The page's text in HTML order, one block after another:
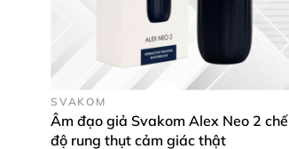
SVAKOM
Âm đạo giả Svakom Alex Neo 2 chế
độ rung thụt cảm giác thật